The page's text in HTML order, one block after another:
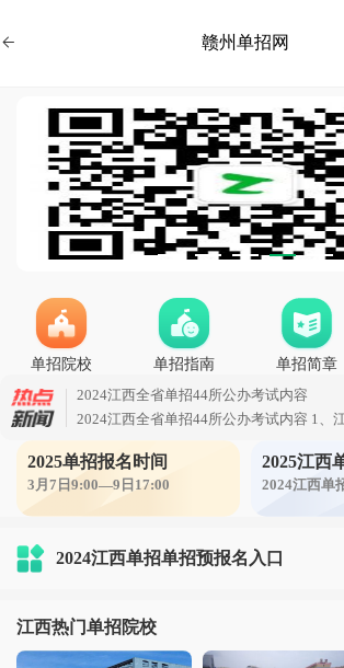
 赣州单招网
单招院校 单招指南 单招简章
2025年向学乐教育单招集训招生简章
江西医学高等专科学校 2023年单招录取分
江西省2024年各院校单招计划及报考人数
2024江西全省单招44所公办考试内容
2024年江西省单招学校
2025单招报名时间
3月7日9:00—9日17:00
2025江西
2024江西单
2024江西单招单招预报名入口
江西热门单招院校